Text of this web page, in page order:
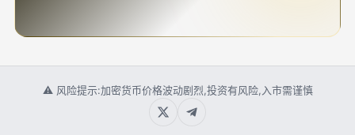
⚠ 风险提示:加密货币价格波动剧烈,投资有风险,入市需谨慎